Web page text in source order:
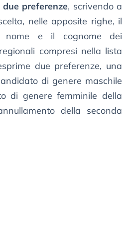
preferenze, scrivendo a
nelle apposite righe, il
nome e il cognome dei
compresi nella lista
due preferenze, una
di genere maschile
di genere femminile della
della seconda